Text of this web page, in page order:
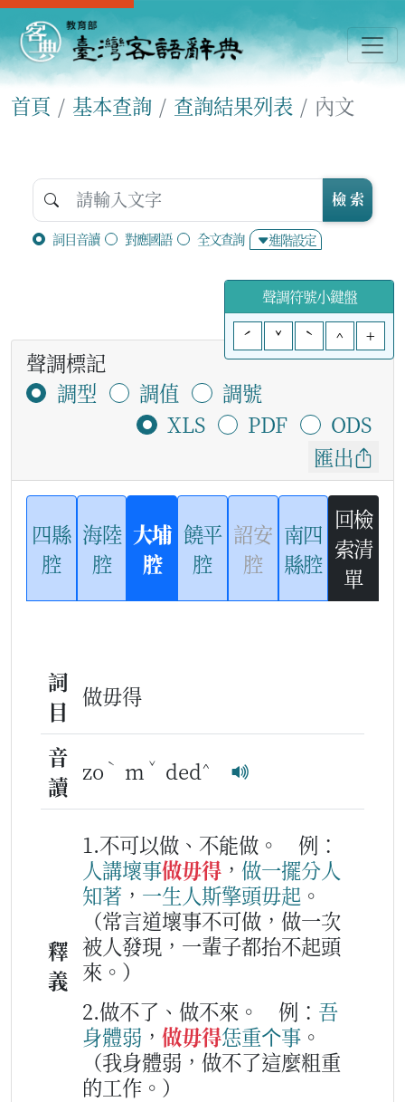
首頁 基本查詢 查詢結果列表 內文
詞目音讀 對應國語 全文查詢 進階設定
檢 索
聲調符號小鍵盤
ˊ
ˇ ˋ ^ +
聲調標記
調型
調值
調號
XLS
PDF
ODS
匯出
四縣
腔
海陸
腔
大埔
腔
饒平
腔
詔安
腔
南四
縣腔
回檢
索清
單
詞
目
做毋得
音
讀
zo ˋ m ˇ ded^
釋
義
1.不可以做、不能做。
例：
人講壞事做毋得 ， 做一擺分人
知著 ， 一生人斯擎頭毋起 。
（常言道壞事不可做，做一次
被人發現，一輩子都抬不起頭
來。）
2.做不了、做不來。
例： 吾
身體弱 ， 做毋得恁重个事 。
（我身體弱，做不了這麼粗重
的工作。）